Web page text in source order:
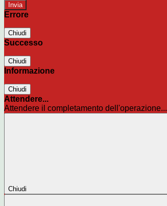
Errore
Chiudi
Successo
Chiudi
Informazione
Chiudi
Attendere...
Attendere il completamento dell'operazione...
Chiudi